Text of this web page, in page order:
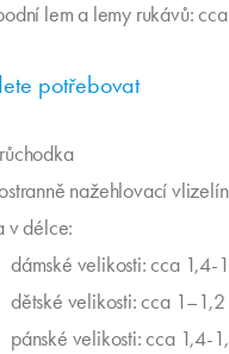
lem a lemy rukávů:
potřebovat
nažehlovací
v délce:
dámské velikosti: cca 1,4-
dětské velikosti: cca 1–1,2
pánské velikosti: cca 1,4-